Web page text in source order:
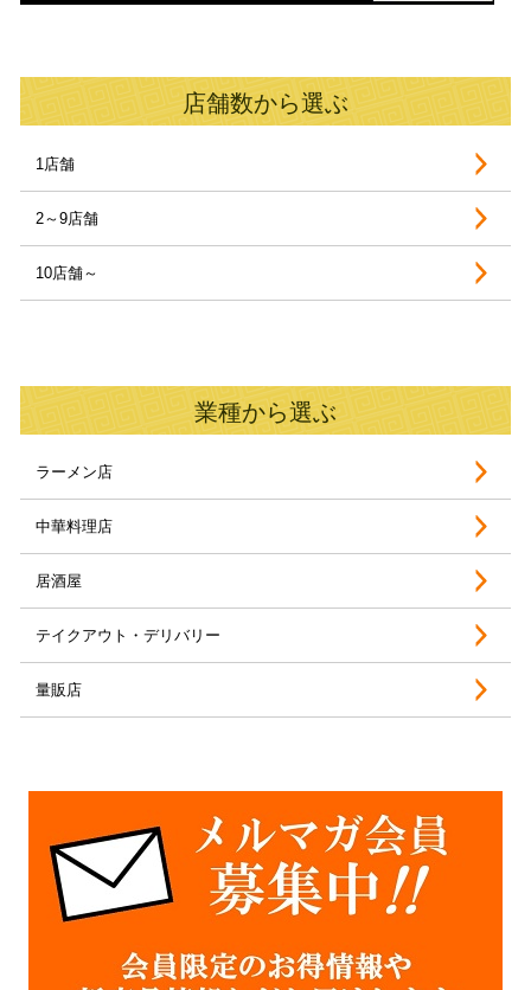
店舗数から選ぶ
1店舗
2～9店舗
10店舗～
業種から選ぶ
ラーメン店
中華料理店
居酒屋
テイクアウト・デリバリー
量販店